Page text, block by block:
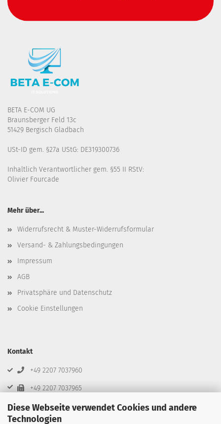
Diese Webseite verwendet Cookies und andere
Technologien
BETA E-COM UG
Braunsberger Feld 13c
51429 Bergisch Gladbach
USt-ID gem. §27a UStG: DE319300736
Inhaltlich Verantwortlicher gem. §55 II RStV:
Olivier Fourcade
Mehr über...
Widerrufsrecht & Muster-Widerrufsformular
Versand- & Zahlungsbedingungen
Impressum
AGB
Privatsphäre und Datenschutz
Cookie Einstellungen
Kontakt
+49 2207 7037960
+49 2207 7037965
info@beta-ecom.de